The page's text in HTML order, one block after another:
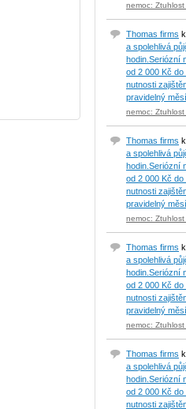
nemoc: Ztuhlost
Thomas firms
a spolehlivá
hodin.Seriózní
od 2 000 Kč do
nutnosti
pravidelný
nemoc: Ztuhlost
Thomas firms
a spolehlivá
hodin.Seriózní
od 2 000 Kč do
nutnosti
pravidelný
nemoc: Ztuhlost
Thomas firms
a spolehlivá
hodin.Seriózní
od 2 000 Kč do
nutnosti
pravidelný
nemoc: Ztuhlost
Thomas firms
a spolehlivá
hodin.Seriózní
od 2 000 Kč do
nutnosti